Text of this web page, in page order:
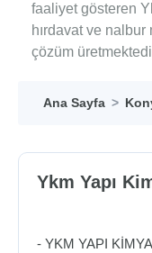
faaliyet gösteren
hırdavat ve nalbur
çözüm
Ana Sayfa
Ykm Yapı
- YKM YAPI